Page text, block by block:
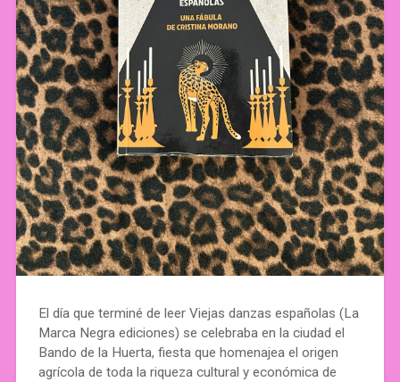
El día que terminé de leer Viejas danzas españolas (La
Marca Negra ediciones) se celebraba en la ciudad el
Bando de la Huerta, fiesta que homenajea el origen
agrícola de toda la riqueza cultural y económica de